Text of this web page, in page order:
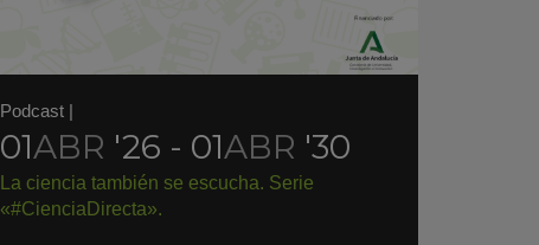
Podcast|
01ABR '26 - 01ABR '30
La ciencia también se escucha. Serie
«#CienciaDirecta».